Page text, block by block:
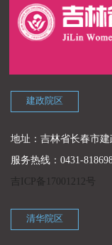
建政院区
地址：吉林省长春市建
服务热线：0431-
吉ICP备17001212号
清华院区